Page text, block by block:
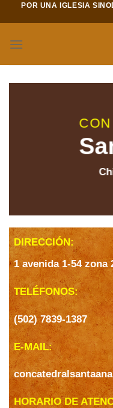
Saltar
al
POR UNA IGLESIA
DIRECCIÓN:
1 avenida 1-54 zona
TELÉFONOS:
(502) 7839-1387
E-MAIL:
HORARIO DE